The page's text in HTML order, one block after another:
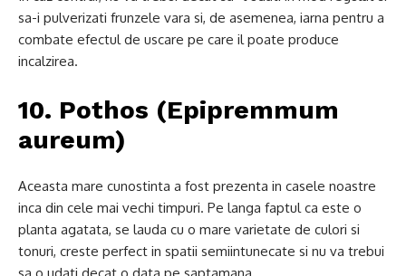
sa-i pulverizati frunzele vara si, de asemenea, iarna pentru a
combate efectul de uscare pe care il poate produce
incalzirea.
10. Pothos (Epipremmum
aureum)
Aceasta mare cunostinta a fost prezenta in casele noastre
inca din cele mai vechi timpuri. Pe langa faptul ca este o
planta agatata, se lauda cu o mare varietate de culori si
tonuri, creste perfect in spatii semiintunecate si nu va trebui